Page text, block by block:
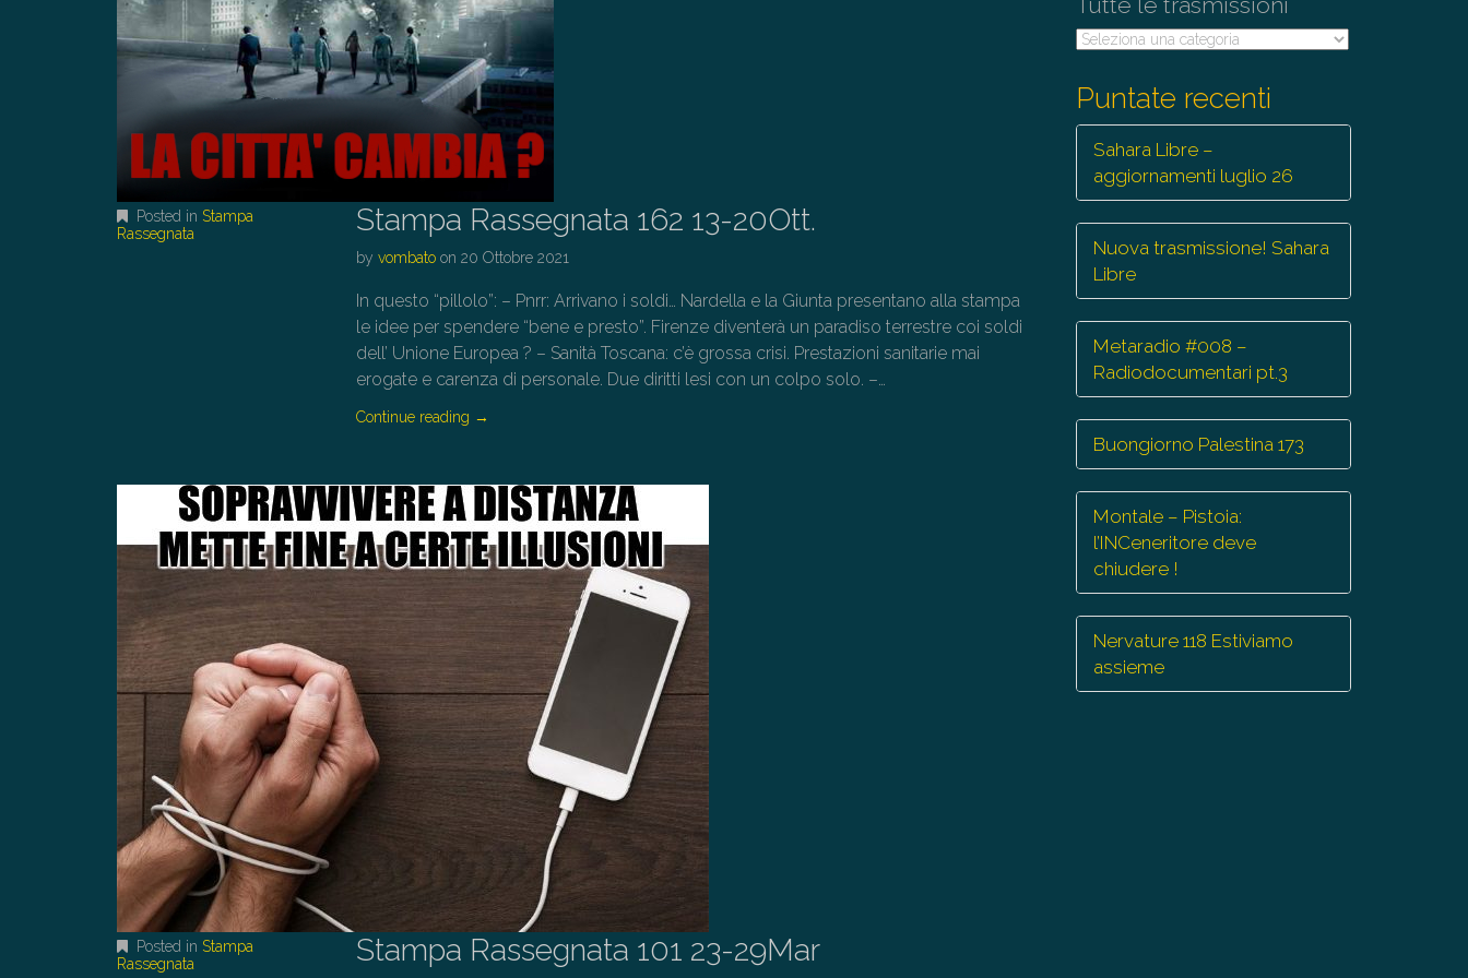
Posted in Stampa
Rassegnata
Stampa Rassegnata 162 13-20Ott.
byvombato on20 Ottobre 2021
In questo “pillolo”: – Pnrr: Arrivano i soldi… Nardella e la Giunta presentano alla stampa
le idee per spendere “bene e presto”. Firenze diventerà un paradiso terrestre coi soldi
dell’ Unione Europea ? – Sanità Toscana: c’è grossa crisi. Prestazioni sanitarie mai
erogate e carenza di personale. Due diritti lesi con un colpo solo. –…
Continue reading →
Posted in Stampa
Rassegnata
Stampa Rassegnata 101 23-29Mar
Tutte
Puntate recenti
Sahara Libre –
aggiornamenti luglio 26
Nuova trasmissione! Sahara
Libre
Metaradio #008 –
Radiodocumentari pt.3
Buongiorno Palestina 173
Montale – Pistoia:
l’INCeneritore deve
chiudere !
Nervature 118 Estiviamo
assieme